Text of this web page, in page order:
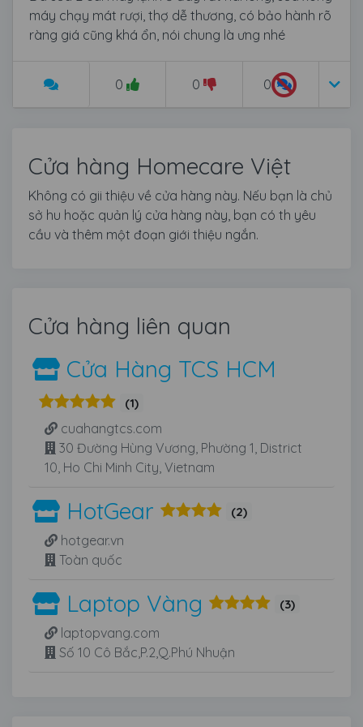
máy chạy mát rượi, thợ dễ thương, có bảo hành rõ
ràng giá cũng khá ổn, nói chung là ưng nhé
0 0 0
Cửa hàng Homecare Việt
Không có gii thiệu về cửa hàng này. Nếu bạn là chủ
sở hu hoặc quản lý cửa hàng này, bạn có th yêu
cầu và thêm một đoạn giới thiệu ngắn.
Cửa hàng liên quan
Cửa Hàng TCS HCM
(1)
cuahangtcs.com
30 Đường Hùng Vương, Phường 1, District
10, Ho Chi Minh City, Vietnam
HotGear (2)
hotgear.vn
Toàn quốc
Laptop Vàng (3)
laptopvang.com
Số 10 Cô Bắc,P.2,Q.Phú Nhuận